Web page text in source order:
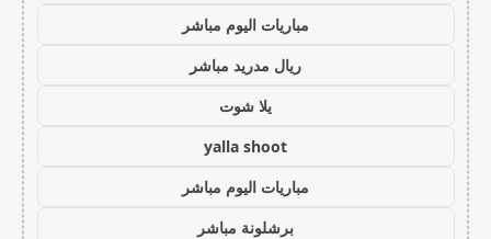
مباريات اليوم مباشر
ريال مدريد مباشر
يلا شوت
yalla shoot
مباريات اليوم مباشر
برشلونة مباشر